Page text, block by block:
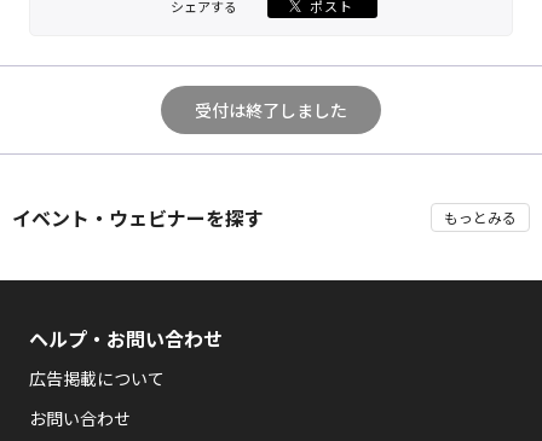
シェアする ポスト
受付は終了しました
イベント・ウェビナーを探す もっとみる
ヘルプ・お問い合わせ
広告掲載について
お問い合わせ